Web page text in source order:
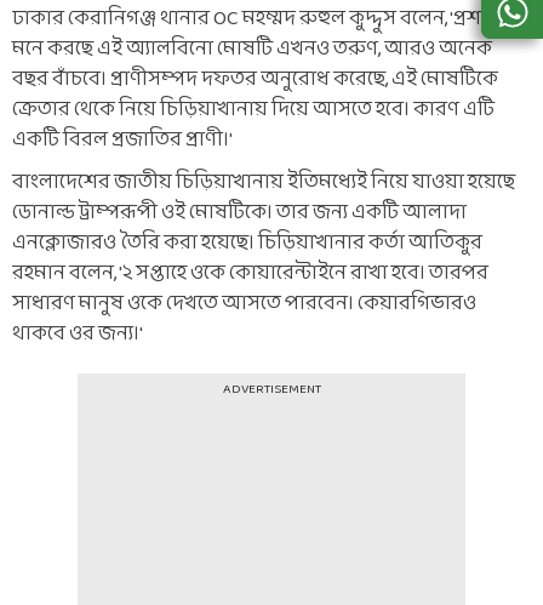
ঢাকার কেরানিগঞ্জ থানার OC মহম্মদ রুহুল কুদ্দুস বলেন, 'প্রশাসন
মনে করছে এই অ্যালবিনো মোষটি এখনও তরুণ, আরও অনেক
বছর বাঁচবে। প্রাণীসম্পদ দফতর অনুরোধ করেছে, এই মোষটিকে
ক্রেতার থেকে নিয়ে চিড়িয়াখানায় দিয়ে আসতে হবে। কারণ এটি
একটি বিরল প্রজাতির প্রাণী।'
বাংলাদেশের জাতীয় চিড়িয়াখানায় ইতিমধ্যেই নিয়ে যাওয়া হয়েছে
ডোনাল্ড ট্রাম্পরূপী ওই মোষটিকে। তার জন্য একটি আলাদা
এনক্লোজারও তৈরি করা হয়েছে। চিড়িয়াখানার কর্তা আতিকুর
রহমান বলেন, '২ সপ্তাহে ওকে কোয়ারেন্টাইনে রাখা হবে। তারপর
সাধারণ মানুষ ওকে দেখতে আসতে পারবেন। কেয়ারগিভারও
থাকবে ওর জন্য।'
ADVERTISEMENT